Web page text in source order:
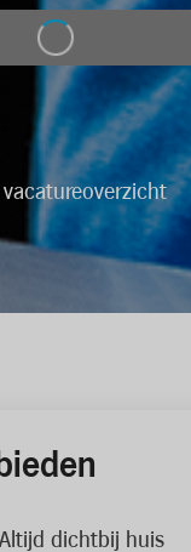
op deze job
vacatureoverzicht
Altijd dichtbij huis